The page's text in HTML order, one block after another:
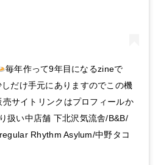
毎年作って9年目になるzineで
だけ手元にありますのでこの機
サイトリンクはプロフィールか
扱い中店舗 下北沢気流舎/B&B/
Rhythm Asylum/中野タコ